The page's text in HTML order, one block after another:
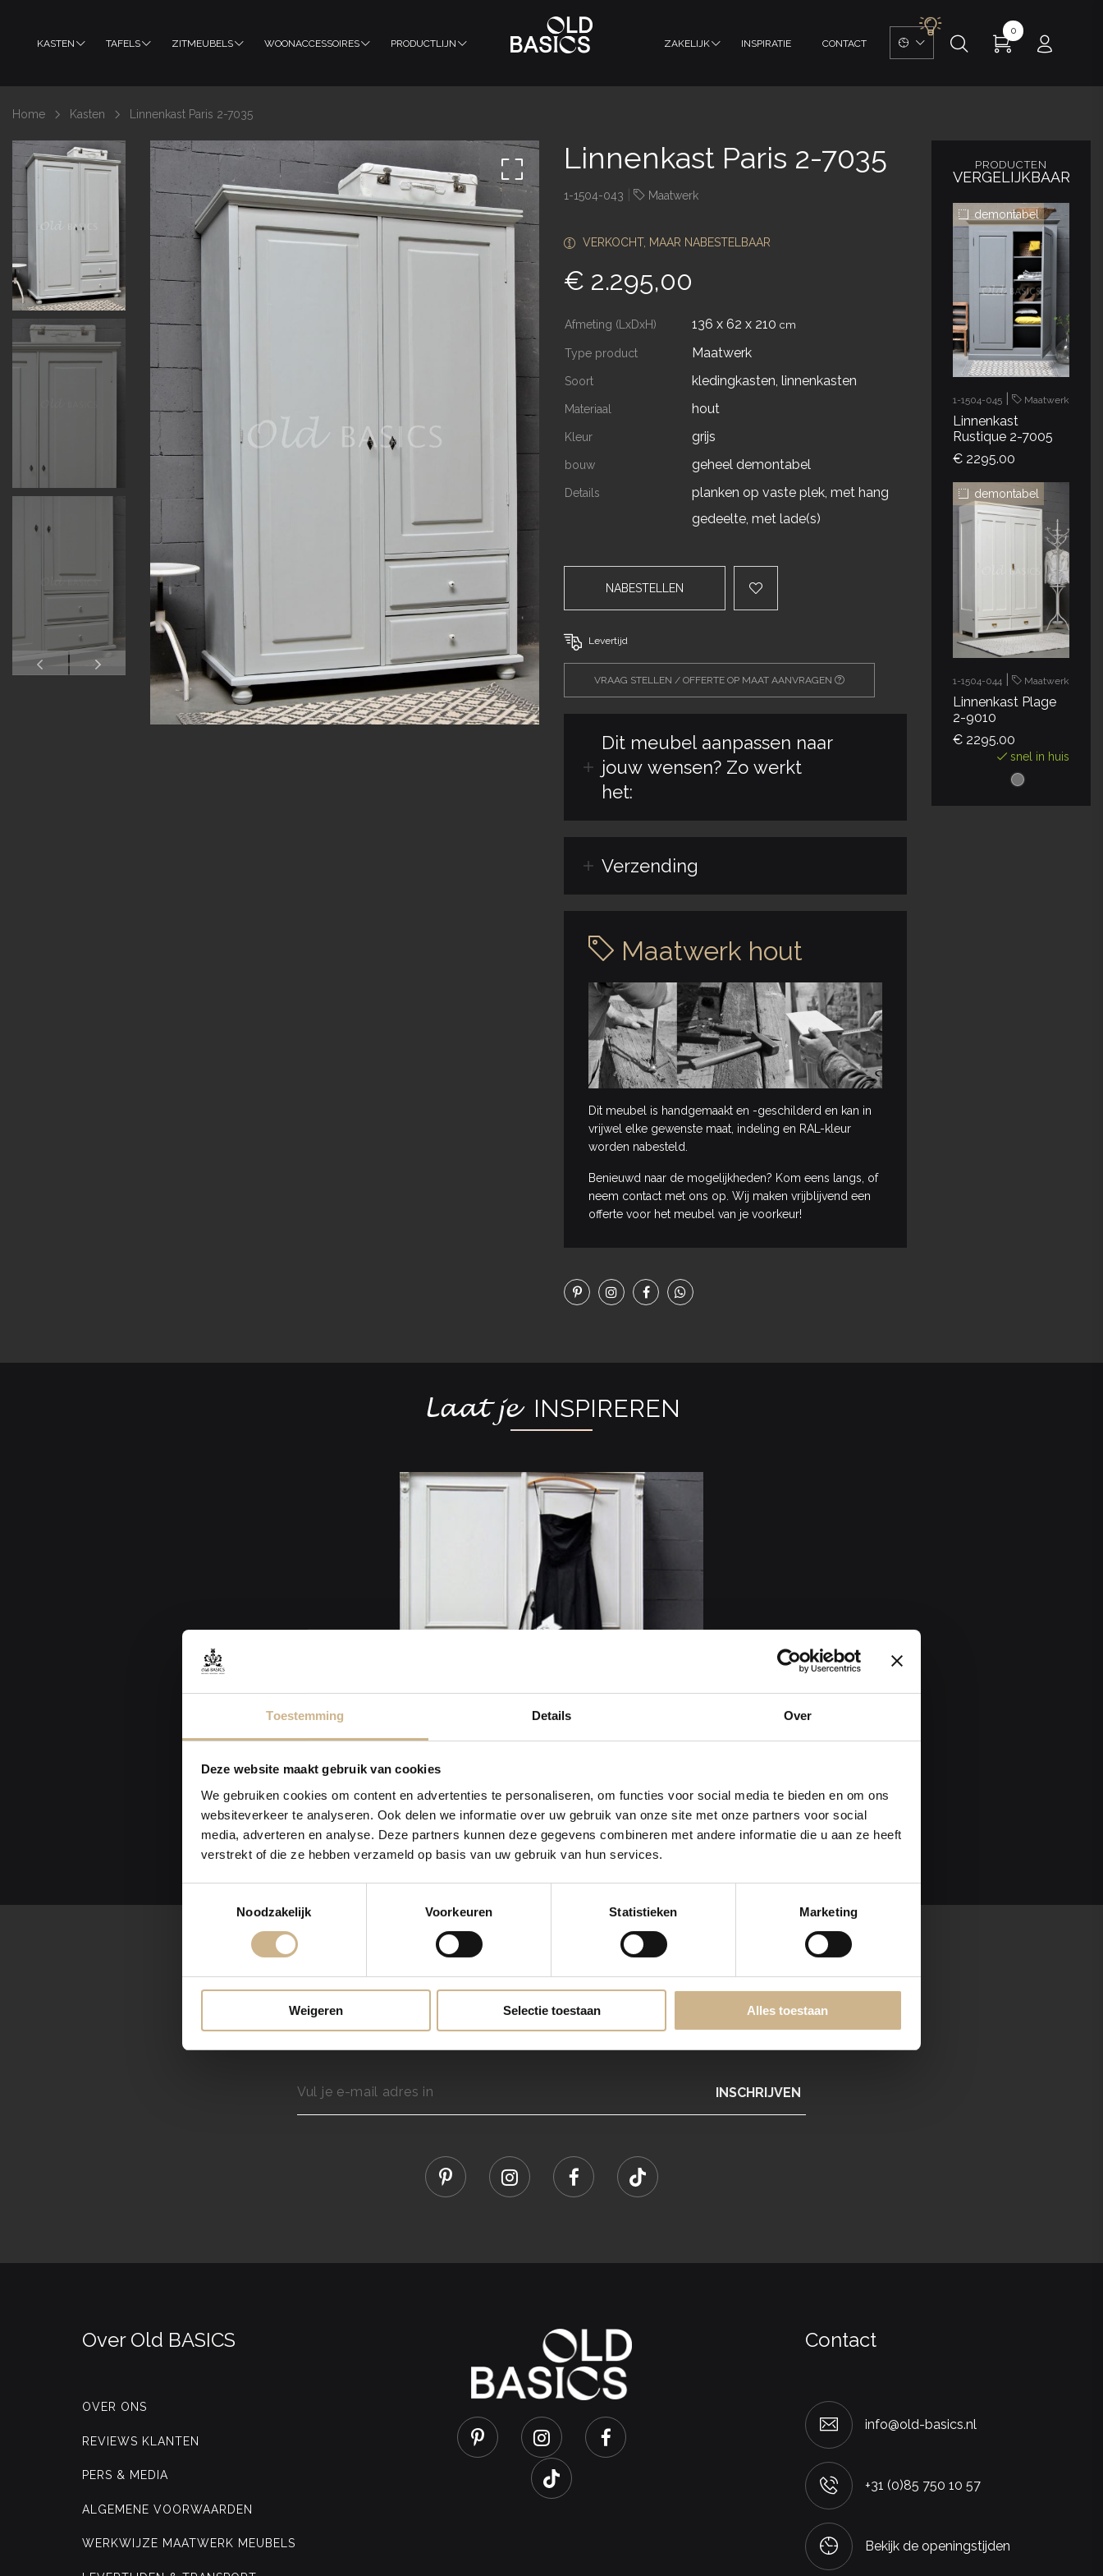
Toestemming Details Over
Deze website maakt gebruik van cookies
We gebruiken cookies om content en advertenties te personaliseren, om functies voor social media te bieden en om ons
websiteverkeer te analyseren. Ook delen we informatie over uw gebruik van onze site met onze partners voor social
media, adverteren en analyse. Deze partners kunnen deze gegevens combineren met andere informatie die u aan ze heeft
verstrekt of die ze hebben verzameld op basis van uw gebruik van hun services.
Noodzakelijk
Voorkeuren Statistieken Marketing
Weigeren Selectie toestaan Alles toestaan
KASTEN TAFELS ZITMEUBELS WOONACCESSOIRES PRODUCTLIJN ZAKELIJK INSPIRATIE CONTACT
0
Home Kasten Linnenkast Paris 2-7035
Linnenkast Paris 2-7035
1-1504-043 Maatwerk
VERKOCHT, MAAR NABESTELBAAR
€ 2.295,00
Afmeting (LxDxH) 136 x 62 x 210 cm
Type product Maatwerk
Soort kledingkasten, linnenkasten
Materiaal hout
Kleur grijs
bouw geheel demontabel
Details
planken op vaste plek, met hang
gedeelte, met lade(s)
NABESTELLEN
Levertijd
VRAAG STELLEN / OFFERTE OP MAAT AANVRAGEN
Dit meubel aanpassen naar
jouw wensen? Zo werkt
het:
Verzending
Maatwerk hout
Dit meubel is handgemaakt en -geschilderd en kan in
vrijwel elke gewenste maat, indeling en RAL-kleur
worden nabesteld.
Benieuwd naar de mogelijkheden? Kom eens langs, of
neem contact met ons op. Wij maken vrijblijvend een
offerte voor het meubel van je voorkeur!
PRODUCTEN
VERGELIJKBAAR
demontabel
1-1504-045 Maatwerk
Linnenkast
Rustique 2-7005
€ 2295.00
demontabel
1-1504-044 Maatwerk
Linnenkast Plage
2-9010
€ 2295.00
snel in huis
Laat je INSPIREREN
News Flash
Bekijk Artikel
Blijf OP DE HOOGTE
Ontvang elke maand een flinke dosis wooninspiratie en blijf op de hoogte van nieuw assortiment!
INSCHRIJVEN
Over Old BASICS
OVER ONS
REVIEWS KLANTEN
PERS & MEDIA
ALGEMENE VOORWAARDEN
WERKWIJZE MAATWERK MEUBELS
Contact
info@old-basics.nl
+31 (0)85 750 10 57
Bekijk de openingstijden